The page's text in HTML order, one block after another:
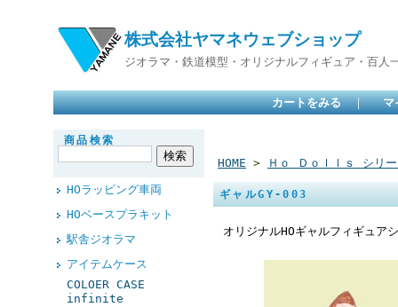
株式会社ヤマネウェブショップ
ジオラマ・鉄道模型・オリジナルフィギュア・百人
カートをみる ｜ マ
商品検索
HOラッピング車両
HOベースプラキット
駅舎ジオラマ
アイテムケース
COLOER CASE
infinite
HOME > Ｈｏ Ｄｏｌｌｓ シリ
ギャルGY-003
オリジナルHOギャルフィギュア